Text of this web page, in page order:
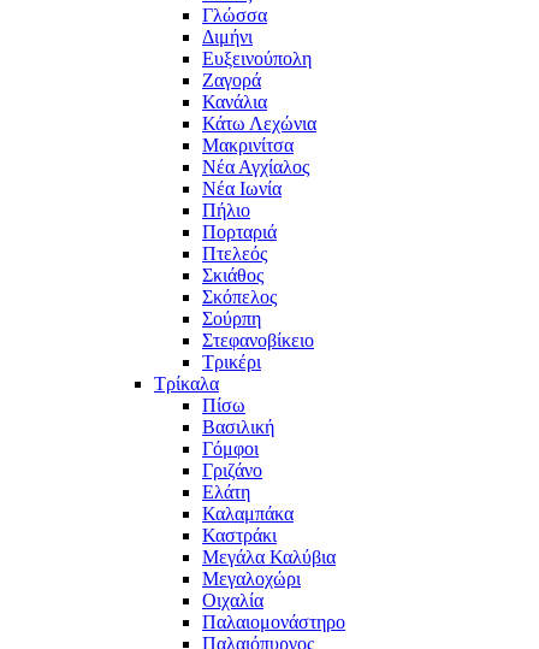
Γλώσσα
Διμήνι
Ευξεινούπολη
Ζαγορά
Κανάλια
Κάτω Λεχώνια
Μακρινίτσα
Νέα Αγχίαλος
Νέα Ιωνία
Πήλιο
Πορταριά
Πτελεός
Σκιάθος
Σκόπελος
Σούρπη
Στεφανοβίκειο
Τρικέρι
Τρίκαλα
Πίσω
Βασιλική
Γόμφοι
Γριζάνο
Ελάτη
Καλαμπάκα
Καστράκι
Μεγάλα Καλύβια
Μεγαλοχώρι
Οιχαλία
Παλαιομονάστηρο
Παλαιόπυργος